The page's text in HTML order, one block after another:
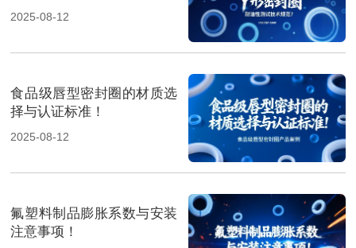
2025-08-12
食品级唇型密封圈的材质选
择与认证标准！
2025-08-12
氟塑料制品膨胀系数与安装
注意事项！